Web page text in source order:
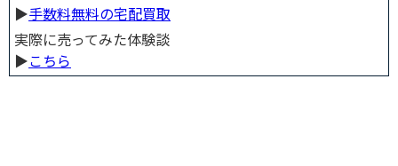
▶︎手数料無料の宅配買取
実際に売ってみた体験談
▶︎こちら